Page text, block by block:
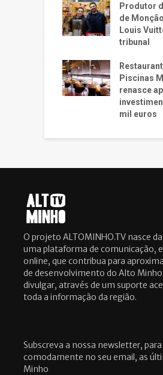
Produtor
de
Louis
tribunal
Piscinas
renasce
mil euros
O projeto ALTOMINHO.TV nasce
uma plataforma de comunicação,
online, que contribua para
de desenvolvimento do Alto
divulgar, através de um suporte
toda a informação da região.
Subscreva a nossa newsletter,
comodamente no seu email, as
Minho